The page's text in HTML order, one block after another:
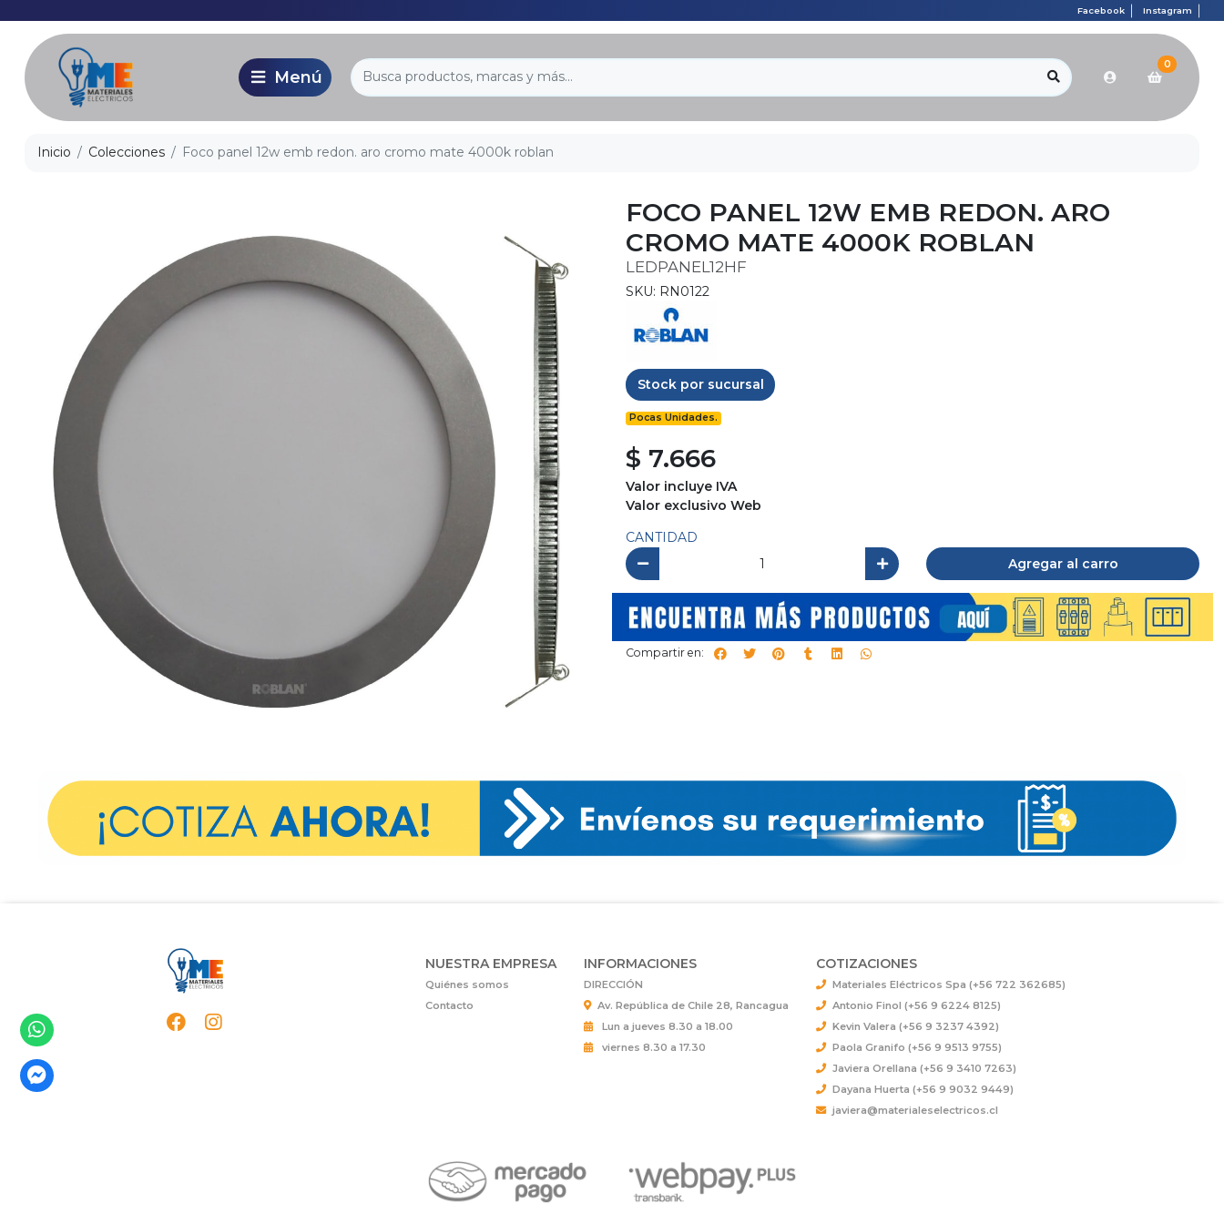
Facebook Instagram
0
Inicio Colecciones Foco panel 12w emb redon. aro cromo mate 4000k roblan
FOCO PANEL 12W EMB REDON. ARO
CROMO MATE 4000K ROBLAN
LEDPANEL12HF
SKU: RN0122
Stock por sucursal
Pocas Unidades.
$ 7.666
Valor incluye IVA
Valor exclusivo Web
CANTIDAD
Agregar al carro
Compartir en:
NUESTRA EMPRESA
Quiénes somos
Contacto
INFORMACIONES
DIRECCIÓN
Av. República de Chile 28, Rancagua
Lun a jueves 8.30 a 18.00
viernes 8.30 a 17.30
COTIZACIONES
Materiales Eléctricos Spa (+56 722 362685)
Antonio Finol (+56 9 6224 8125)
Kevin Valera (+56 9 3237 4392)
Paola Granifo (+56 9 9513 9755)
Javiera Orellana (+56 9 3410 7263)
Dayana Huerta (+56 9 9032 9449)
javiera@materialeselectricos.cl